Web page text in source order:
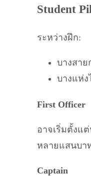
Student
ระหว่างฝึก:
บางสาย
บางแห่ง
First Officer
อาจเริ่มตั้งแ
หลายแสนบา
Captain